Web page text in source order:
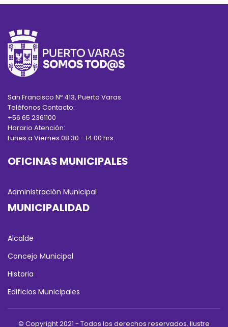
San Francisco Nº 413, Puerto Varas.
Teléfonos Contacto:
+56 65 2361100
Horario Atención:
Lunes a Viernes 08:30 - 14:00 hrs.
OFICINAS MUNICIPALES
Administración Municipal
MUNICIPALIDAD
Alcalde
Concejo Municipal
Historia
Edificios Municipales
© Copyright 2021 - Todos los derechos reservados. Ilustre